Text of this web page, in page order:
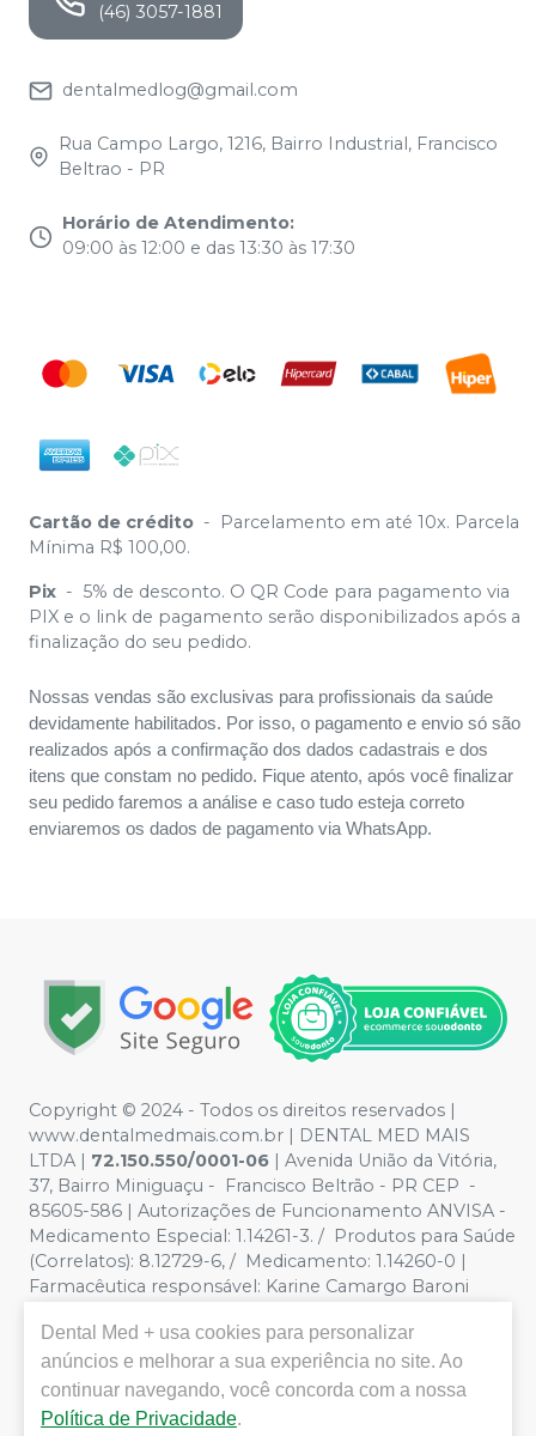
(46) 3057-1881
dentalmedlog@gmail.com
Rua Campo Largo, 1216, Bairro Industrial, Francisco
Beltrao - PR
Horário de Atendimento:
09:00 às 12:00 e das 13:30 às 17:30
Cartão de crédito -
Parcelamento em até 10x. Parcela
Mínima R$ 100,00.
Pix - 5% de desconto. O QR Code para pagamento via
PIX e o link de pagamento serão disponibilizados após a
finalização do seu pedido.
Nossas vendas são exclusivas para profissionais da saúde
devidamente habilitados. Por isso, o pagamento e envio só são
realizados após a confirmação dos dados cadastrais e dos
itens que constam no pedido. Fique atento, após você finalizar
seu pedido faremos a análise e caso tudo esteja correto
enviaremos os dados de pagamento via WhatsApp.
Copyright © 2024 - Todos os direitos reservados |
www.dentalmedmais.com.br | DENTAL MED MAIS
LTDA | 72.150.550/0001-06 | Avenida União da Vitória,
37, Bairro Miniguaçu - Francisco Beltrão - PR CEP -
85605-586 | Autorizações de Funcionamento ANVISA -
Medicamento Especial: 1.14261-3. / Produtos para Saúde
(Correlatos): 8.12729-6, / Medicamento: 1.14260-0 |
Farmacêutica responsável: Karine Camargo Baroni
Fotos meramente ilustrativas - Os preços e condições
da loja virtual estão sujeitos a alterações. Em caso de
divergência de preços no site, o valor válido é o do
Carrinho de Compra. Não vendemos por atacado, por
Dental Med + usa cookies para personalizar
anúncios e melhorar a sua experiência no site. Ao
continuar navegando, você concorda com a nossa
Política de Privacidade.